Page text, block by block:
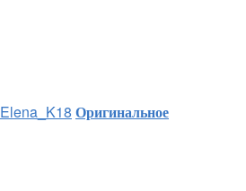
Elena_K18 Оригинальное